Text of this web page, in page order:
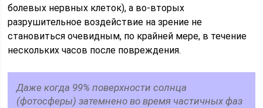
болевых нервных клеток), а во-вторых
разрушительное воздействие на зрение не
становиться очевидным, по крайней мере, в течение
нескольких часов после повреждения.
Даже когда 99% поверхности солнца
(фотосферы) затемнено во время частичных фаз